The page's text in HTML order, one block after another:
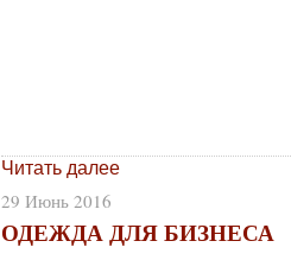
Читать далее
29 Июнь 2016
ОДЕЖДА ДЛЯ БИЗНЕСА